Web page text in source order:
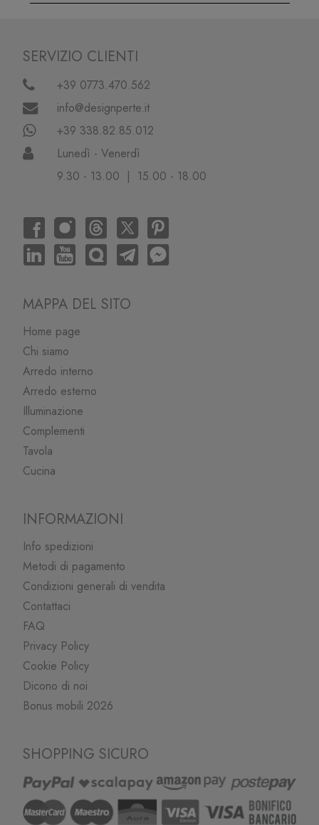
SERVIZIO CLIENTI
+39 0773.470.562
info@designperte.it
+39 338.82.85.012
Lunedì - Venerdì
9.30 - 13.00 | 15.00 - 18.00
MAPPA DEL SITO
Home page
Chi siamo
Arredo interno
Arredo esterno
Illuminazione
Complementi
Tavola
Cucina
INFORMAZIONI
Info spedizioni
Metodi di pagamento
Condizioni generali di vendita
Contattaci
FAQ
Privacy Policy
Cookie Policy
Dicono di noi
Bonus mobili 2026
SHOPPING SICURO